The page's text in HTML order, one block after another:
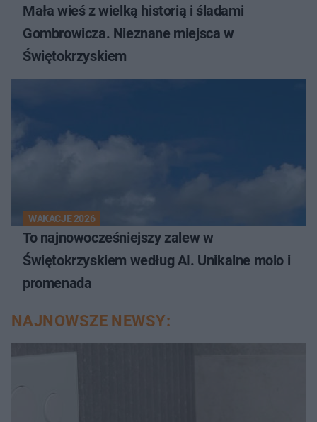
Mała wieś z wielką historią i śladami
Gombrowicza. Nieznane miejsca w
Świętokrzyskiem
WAKACJE 2026
To najnowocześniejszy zalew w
Świętokrzyskiem według AI. Unikalne molo i
promenada
NAJNOWSZE NEWSY: